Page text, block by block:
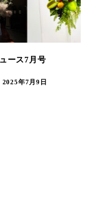
ース7月号
2025年7月9日